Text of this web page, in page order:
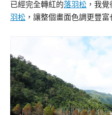
已經完全轉紅的落羽松 ，我
羽松 ，讓整個畫面色調更豐富